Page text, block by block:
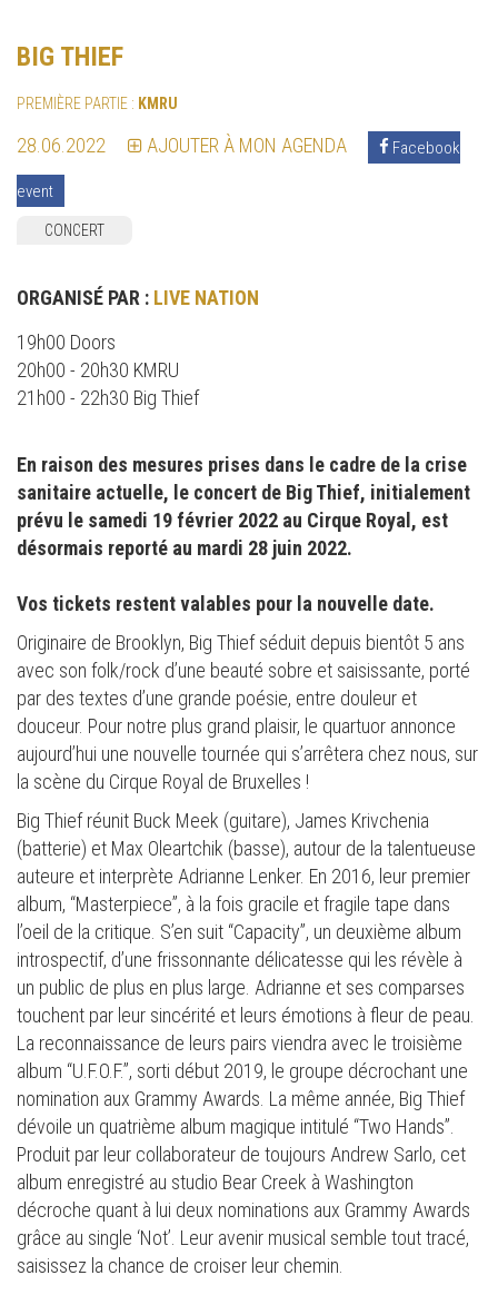
BIG THIEF
PREMIÈRE PARTIE : KMRU
28.06.2022 AJOUTER À MON AGENDA Facebook
event
CONCERT
ORGANISÉ PAR : LIVE NATION
19h00 Doors
20h00 - 20h30 KMRU
21h00 - 22h30 Big Thief
En raison des mesures prises dans le cadre de la crise
sanitaire actuelle, le concert de Big Thief, initialement
prévu le samedi 19 février 2022 au Cirque Royal, est
désormais reporté au mardi 28 juin 2022.
Vos tickets restent valables pour la nouvelle date.
Originaire de Brooklyn, Big Thief séduit depuis bientôt 5 ans
avec son folk/rock d’une beauté sobre et saisissante, porté
par des textes d’une grande poésie, entre douleur et
douceur. Pour notre plus grand plaisir, le quartuor annonce
aujourd’hui une nouvelle tournée qui s’arrêtera chez nous, sur
la scène du Cirque Royal de Bruxelles !
Big Thief réunit Buck Meek (guitare), James Krivchenia
(batterie) et Max Oleartchik (basse), autour de la talentueuse
auteure et interprète Adrianne Lenker. En 2016, leur premier
album, “Masterpiece”, à la fois gracile et fragile tape dans
l’oeil de la critique. S’en suit “Capacity”, un deuxième album
introspectif, d’une frissonnante délicatesse qui les révèle à
un public de plus en plus large. Adrianne et ses comparses
touchent par leur sincérité et leurs émotions à fleur de peau.
La reconnaissance de leurs pairs viendra avec le troisième
album “U.F.O.F.”, sorti début 2019, le groupe décrochant une
nomination aux Grammy Awards. La même année, Big Thief
dévoile un quatrième album magique intitulé “Two Hands”.
Produit par leur collaborateur de toujours Andrew Sarlo, cet
album enregistré au studio Bear Creek à Washington
décroche quant à lui deux nominations aux Grammy Awards
grâce au single ‘Not’. Leur avenir musical semble tout tracé,
saisissez la chance de croiser leur chemin.